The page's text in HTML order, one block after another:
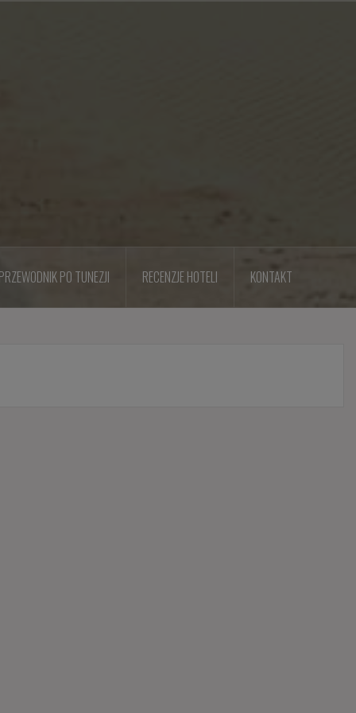
PRZEWODNIK PO TUNEZJI RECENZJE HOTELI KONTAKT